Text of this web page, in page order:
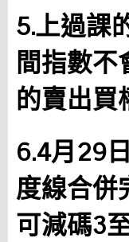
5.上過課
間指數
的賣出買
6.4月29
度線合併
可減碼3